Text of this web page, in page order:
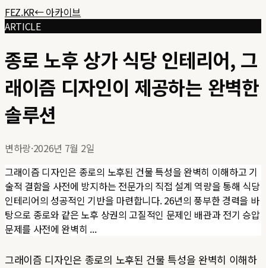
FEZ.KR← 아카이브
ARTICLE
종로 노후 상가 식당 인테리어, 그
래이즘 디자인이 제공하는 완벽한
솔루션
변하랑·2026년 7월 2일
그래이즘 디자인은 종로의 노후된 건물 특성을 완벽히 이해하고 기
술적 결함을 사전에 방지하는 전문가의 직접 설계 역량을 통해 식당
인테리어의 성공적인 기반을 마련합니다. 26년의 풍부한 경력을 바
탕으로 종로와 같은 노후 상권의 고질적인 문제인 배관과 전기 승압
문제를 사전에 완벽히 ...
그래이즘 디자인은 종로의 노후된 건물 특성을 완벽히 이해하